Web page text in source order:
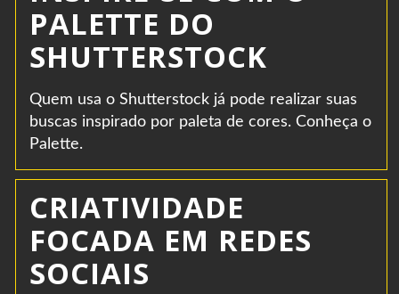
PALETTE DO
SHUTTERSTOCK
Quem usa o Shutterstock já pode realizar suas
buscas inspirado por paleta de cores. Conheça o
Palette.
CRIATIVIDADE
FOCADA EM REDES
SOCIAIS